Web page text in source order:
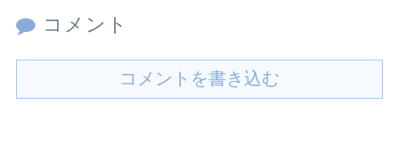
コメント
コメントを書き込む